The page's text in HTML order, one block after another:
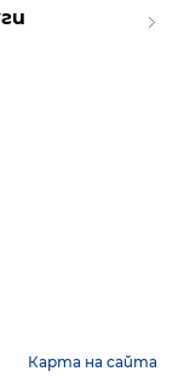
Карта на сайта